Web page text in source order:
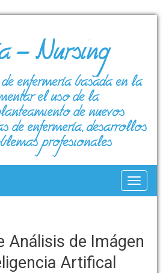
– Nursing
enfermería basada en la
el uso de la
de nuevos
de enfermería, desarrollos
profesionales
Análisis de Imágen
Artifical